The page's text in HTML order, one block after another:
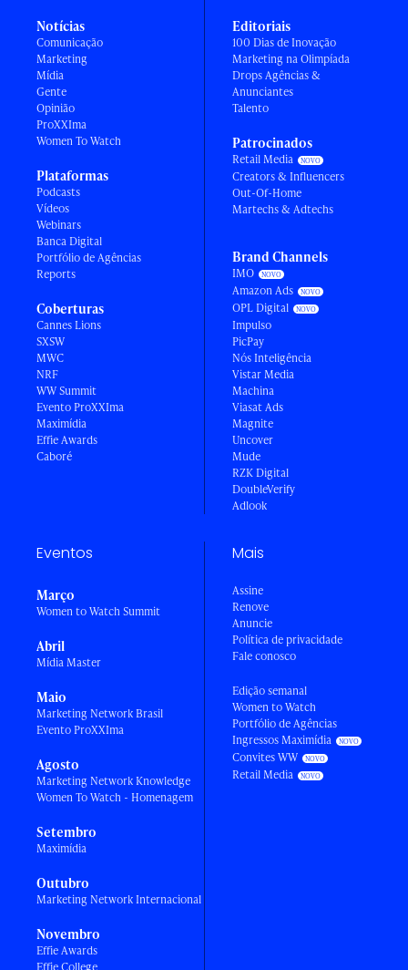
Notícias
Comunicação
Marketing
Mídia
Gente
Opinião
ProXXIma
Women To Watch
Plataformas
Podcasts
Vídeos
Webinars
Banca Digital
Portfólio de Agências
Reports
Coberturas
Cannes Lions
SXSW
MWC
NRF
WW Summit
Evento ProXXIma
Maximídia
Effie Awards
Caboré
Editoriais
100 Dias de Inovação
Marketing na Olimpíada
Drops Agências &
Anunciantes
Talento
Patrocinados
Retail Media
Creators & Influencers
Out-Of-Home
Martechs & Adtechs
Brand Channels
IMO
Amazon Ads
OPL Digital
Impulso
PicPay
Nós Inteligência
Vistar Media
Machina
Viasat Ads
Magnite
Uncover
Mude
RZK Digital
DoubleVerify
Adlook
Eventos
Março
Women to Watch Summit
Abril
Mídia Master
Maio
Marketing Network Brasil
Evento ProXXIma
Agosto
Marketing Network Knowledge
Women To Watch - Homenagem
Setembro
Maximídia
Outubro
Marketing Network Internacional
Novembro
Effie Awards
Mais
Assine
Renove
Anuncie
Política de privacidade
Fale conosco
Edição semanal
Women to Watch
Portfólio de Agências
Ingressos Maximídia
Convites WW
Retail Media